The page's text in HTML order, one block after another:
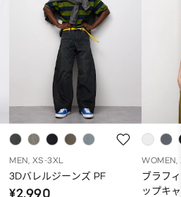
MEN, XS-3XL
3Dバレルジーンズ PF
¥2,990
WOMEN,
ブラフ
ップキ